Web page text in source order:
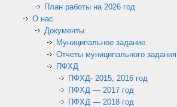
План работы на 2026 год
О нас
Документы
Муниципальное задание
Отчеты муниципального задания
ПФХД
ПФХД- 2015, 2016 год
ПФХД — 2017 год
ПФХД — 2018 год